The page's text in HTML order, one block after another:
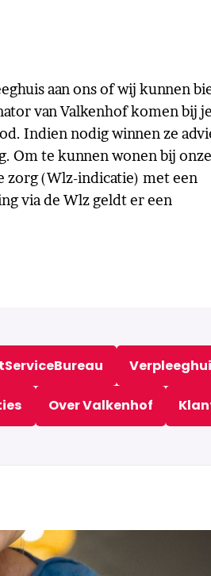
aan ons of wij kunnen
van Valkenhof komen bij
Indien nodig winnen ze
Om te kunnen wonen bij onze
zorg (Wlz-indicatie) met een
via de Wlz geldt er een
Over Valkenhof